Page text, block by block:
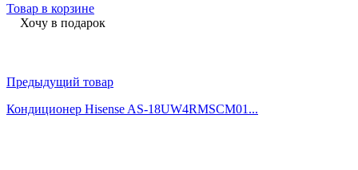
Товар в корзине
Хочу в подарок
Предыдущий товар
Кондиционер Hisense AS-18UW4RMSCM01...